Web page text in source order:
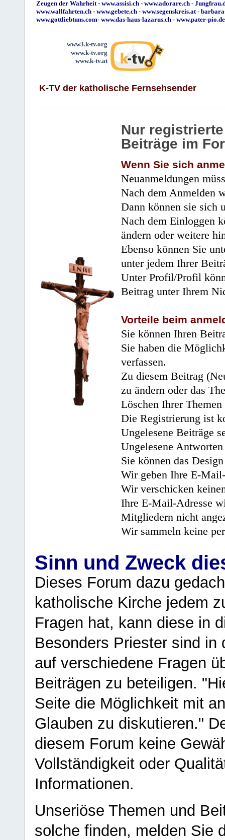
Zeugen der Wahrheit- www.assisi.ch - www.adorare.ch -
www.wallfahrten.ch - www.gebete.ch - www.segenskreis.at-
www.gottliebtuns.com- www.das-haus-lazarus.ch - www.pater-pio.de
www3.k-tv.org
www.k-tv.org
www.k-tv.at
K-TV der katholische Fernsehsender
Nur
Beiträge im
Wenn Sie sich
Neuanmeldungen
Nach dem Anmelden
Dann können sie sich
Nach dem Einloggen
ändern oder weitere
Ebenso können Sie
unter jedem Ihrer
Unter Profil/Profil
Beitrag unter Ihrem
Vorteile beim
Sie können Ihren
Sie haben die
verfassen.
Zu diesem Beitrag
zu ändern oder das
Löschen Ihrer
Die Registrierung ist
Ungelesene Beiträge
Ungelesene
Sie können das
Wir geben Ihre E-
Wir verschicken
Ihre E-Mail-Adresse
Mitgliedern nicht
Wir sammeln keine
Sinn und Zweck
Dieses Forum dazu
katholische Kirche jedem
Fragen hat, kann diese in
Besonders Priester sind in
auf verschiedene Fragen
Beiträgen zu beteiligen.
Seite die Möglichkeit mit
Glauben zu diskutieren."
diesem Forum keine
Vollständigkeit oder
Informationen.
Unseriöse Themen und
solche finden, melden Sie